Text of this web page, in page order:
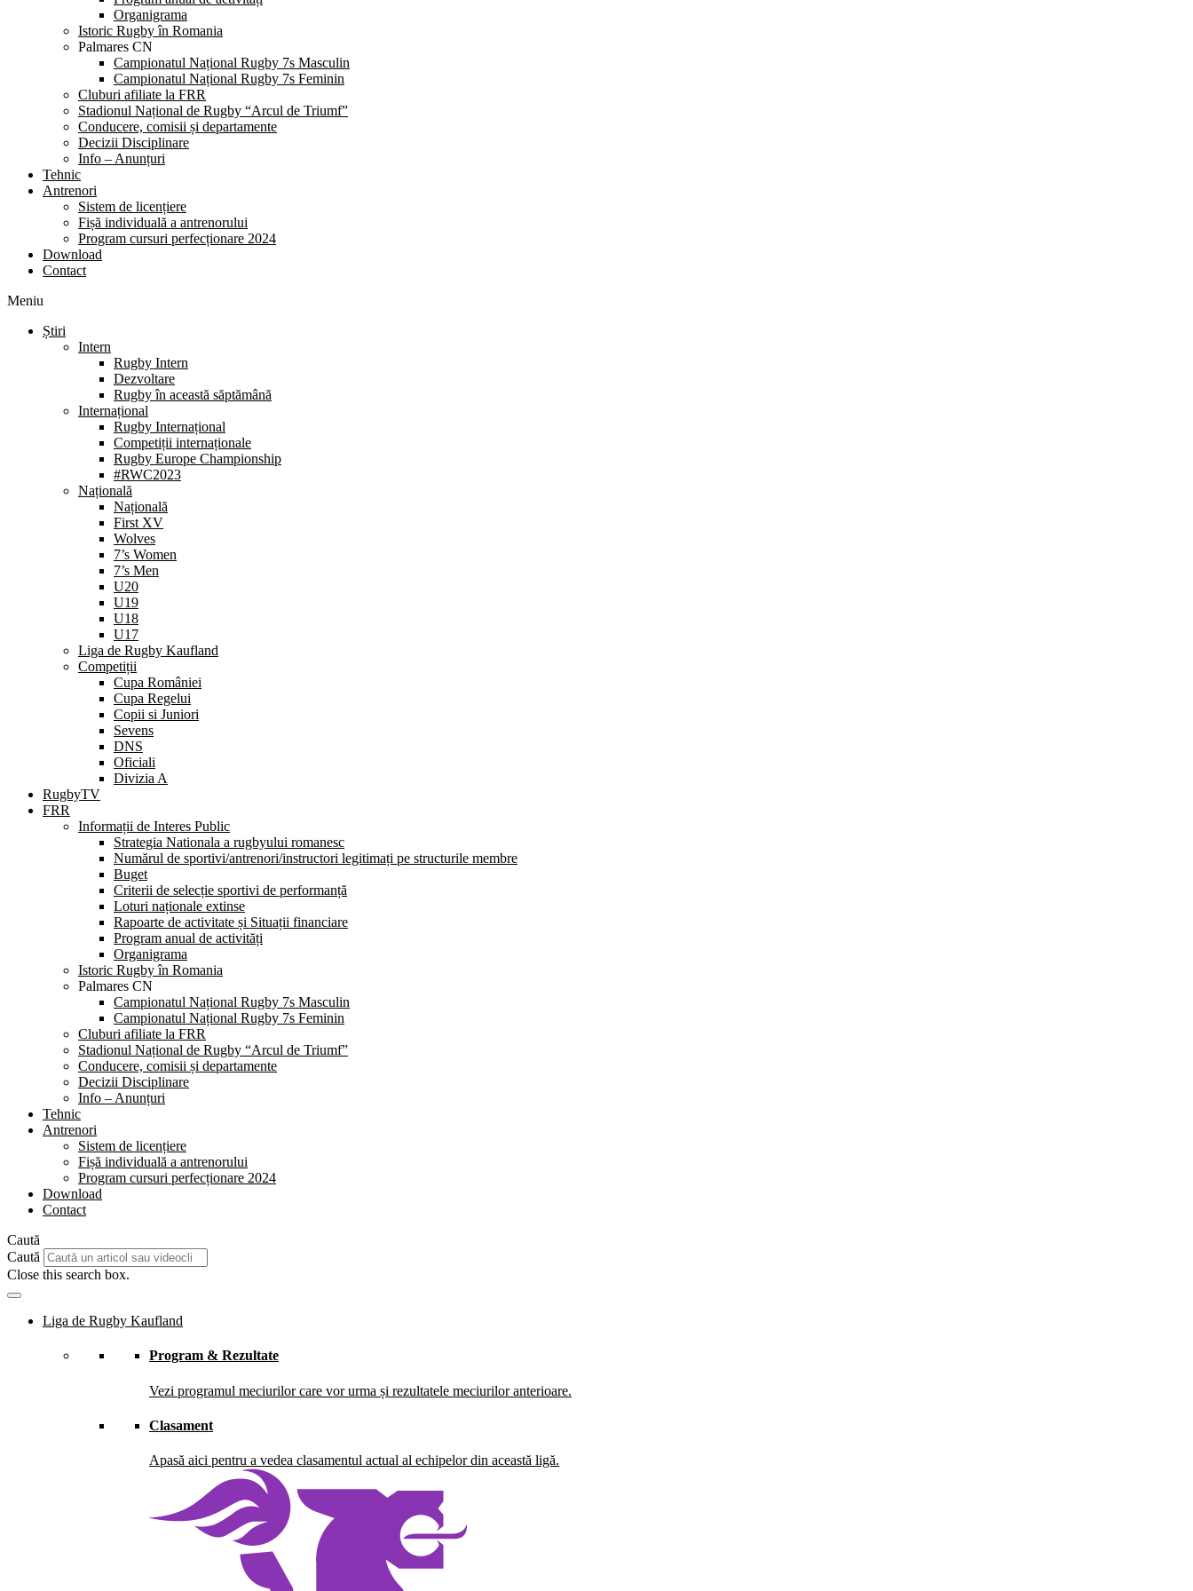
Organigrama
Istoric Rugby în Romania
Palmares CN
Campionatul Național Rugby 7s Masculin
Campionatul Național Rugby 7s Feminin
Cluburi afiliate la FRR
Stadionul Național de Rugby “Arcul de Triumf”
Conducere, comisii și departamente
Decizii Disciplinare
Info – Anunțuri
Tehnic
Antrenori
Sistem de licențiere
Fișă individuală a antrenorului
Program cursuri perfecționare 2024
Download
Contact
Meniu
Știri
Intern
Rugby Intern
Dezvoltare
Rugby în această săptămână
Internațional
Rugby Internațional
Competiții internaționale
Rugby Europe Championship
#RWC2023
Națională
Națională
First XV
Wolves
7’s Women
7’s Men
U20
U19
U18
U17
Liga de Rugby Kaufland
Competiții
Cupa României
Cupa Regelui
Copii si Juniori
Sevens
DNS
Oficiali
Divizia A
RugbyTV
FRR
Informații de Interes Public
Strategia Nationala a rugbyului romanesc
Numărul de sportivi/antrenori/instructori legitimați pe structurile membre
Buget
Criterii de selecție sportivi de performanță
Loturi naționale extinse
Rapoarte de activitate și Situații financiare
Program anual de activități
Organigrama
Istoric Rugby în Romania
Palmares CN
Campionatul Național Rugby 7s Masculin
Campionatul Național Rugby 7s Feminin
Cluburi afiliate la FRR
Stadionul Național de Rugby “Arcul de Triumf”
Conducere, comisii și departamente
Decizii Disciplinare
Info – Anunțuri
Tehnic
Antrenori
Sistem de licențiere
Fișă individuală a antrenorului
Program cursuri perfecționare 2024
Download
Contact
Caută
Caută
Close this search box.
Liga de Rugby Kaufland
Program & Rezultate
Vezi programul meciurilor care vor urma și rezultatele meciurilor anterioare.
Clasament
Apasă aici pentru a vedea clasamentul actual al echipelor din această ligă.